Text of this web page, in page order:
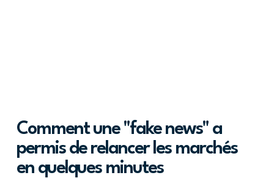
Comment une "fake news" a
permis de relancer les marchés
en quelques minutes